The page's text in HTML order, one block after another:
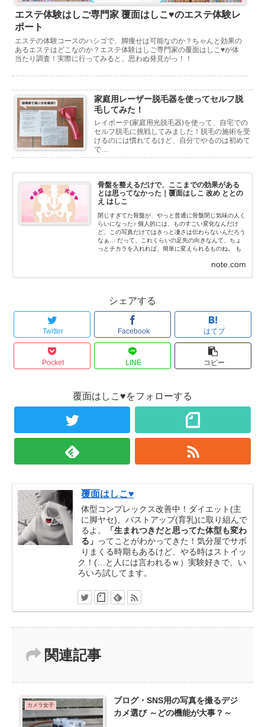
エステ体験はしご専門家 覆面はしこ♥のエステ体験レ
ポート
エステの体験コースのハシゴで、脚痩せは可能なのか？ちゃんと効果の
あるエステはどこなのか？エステ体験はしご専門家の覆面はしこ♥が体
当たり調査！実際に行ってみると、思わぬ発見がっ！！
家庭用レーザー脱毛器を使ってセルフ脱
毛してみた！
レイボーテ(家庭用光脱毛器)を使って、自宅での
セルフ脱毛に挑戦してみました！脱毛の施術を受
けるのには慣れてるけど、自分でやるのは初めて
で…
骨盤を整えるだけで、ここまでの効果がある
とは思ってなかった｜覆面はしこ 改め ととの
え はしこ
閉じすぎてた骨盤が、やっと普通に骨盤閉じ気味の人く
らいになった♪ 個人的には、ものすごい変化なんだけ
ど、この写真だけではきっと凄さは伝わらないんだろう
なぁ… だって、これくらいの足先の向きなんて、ちょ
っとチカラを入れれば、簡単に変えられるものね。 も
note.com
シェアする
Twitter Facebook はてブ
Pocket LINE コピー
覆面はしこ♥をフォローする
覆面はしこ♥
体型コンプレックス改善中！ダイエット(主
に脚ヤセ)、バストアップ(育乳)に取り組んで
るよ。
「生まれつきだと思ってた体型も変わ
る」 ってことがわかってきた！気分屋でサボ
りまくる時期もあるけど、やる時はストイッ
ク！(…と人には言われるｗ）実験好きで、い
ろいろ試してます。
関連記事
カメラ女子
ブログ・SNS用の写真を撮るデジ
カメ選び ～どの機能が大事？～